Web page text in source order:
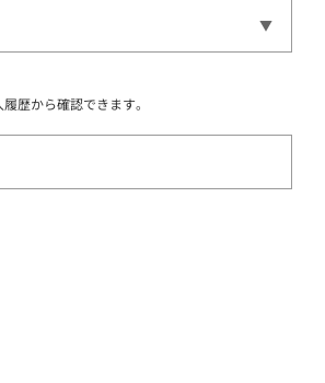
歴から確認できます。